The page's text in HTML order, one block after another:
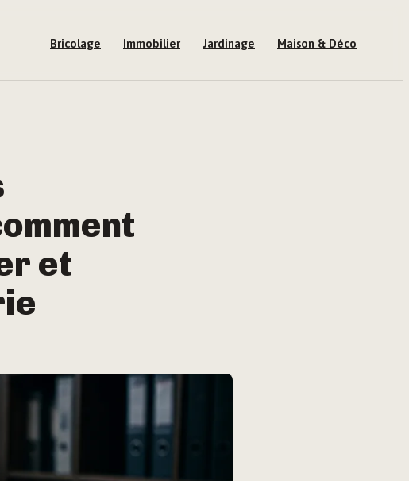
Bricolage Immobilier Jardinage Maison & Déco
et